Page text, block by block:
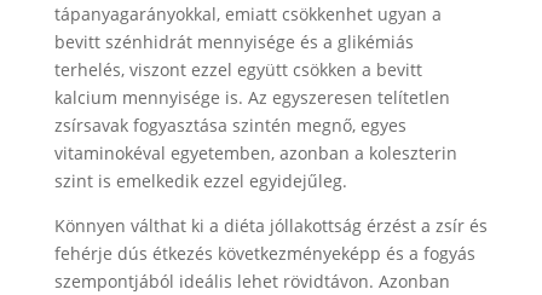
tápanyagarányokkal, emiatt csökkenhet ugyan a
bevitt szénhidrát mennyisége és a glikémiás
terhelés, viszont ezzel együtt csökken a bevitt
kalcium mennyisége is. Az egyszeresen telítetlen
zsírsavak fogyasztása szintén megnő, egyes
vitaminokéval egyetemben, azonban a koleszterin
szint is emelkedik ezzel egyidejűleg.
Könnyen válthat ki a diéta jóllakottság érzést a zsír és
fehérje dús étkezés következményeképp és a fogyás
szempontjából ideális lehet rövidtávon. Azonban